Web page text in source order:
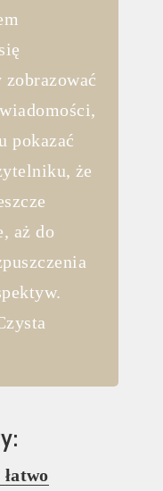
zobrazować
pokazać
że
aż do